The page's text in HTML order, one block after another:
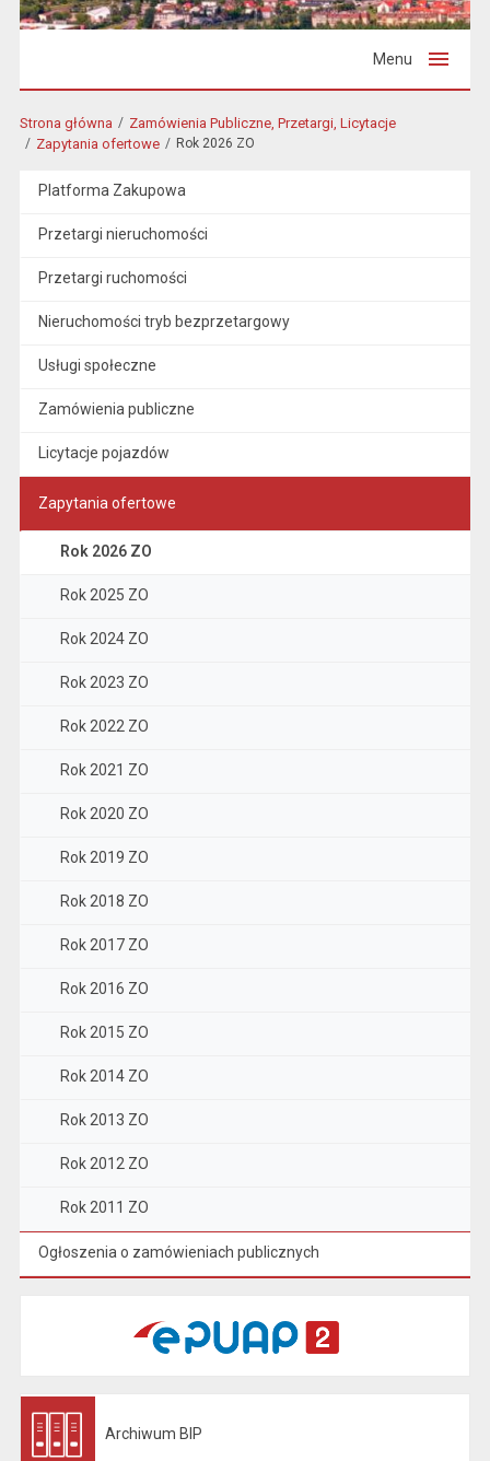
Menu
Strona główna
Zamówienia Publiczne, Przetargi, Licytacje
Zapytania ofertowe
Rok 2026 ZO
Platforma Zakupowa
Przetargi nieruchomości
Przetargi ruchomości
Nieruchomości tryb bezprzetargowy
Usługi społeczne
Zamówienia publiczne
Licytacje pojazdów
Zapytania ofertowe
Rok 2026 ZO
Rok 2025 ZO
Rok 2024 ZO
Rok 2023 ZO
Rok 2022 ZO
Rok 2021 ZO
Rok 2020 ZO
Rok 2019 ZO
Rok 2018 ZO
Rok 2017 ZO
Rok 2016 ZO
Rok 2015 ZO
Rok 2014 ZO
Rok 2013 ZO
Rok 2012 ZO
Rok 2011 ZO
Ogłoszenia o zamówieniach publicznych
Archiwum BIP